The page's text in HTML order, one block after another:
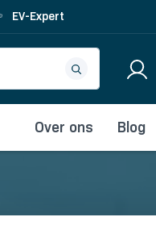
EV-Expert
Over ons Blog